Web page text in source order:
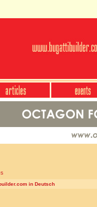
in Deutsch